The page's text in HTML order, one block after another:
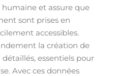
et assure que
sont prises en
accessibles.
la création de
essentiels pour
Avec ces données